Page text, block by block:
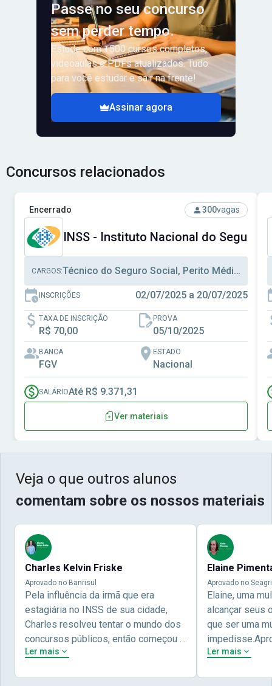
Passe no seu concurso
sem perder tempo.
Estude com +500 cursos completos,
videoaulas e PDFs atualizados. Tudo
para você estudar e sair na frente!
Assinar agora
Concursos relacionados
Ver concurso: INSS - Instituto Nacional do Seguro Social
Encerrado 300vagas
INSS - Instituto Nacional do Seguro
CARGOS: Técnico do Seguro Social, Perito Médico Previdenciário, Analista Seguro Social
INSCRIÇÕES 02/07/2025 a 20/07/2025
TAXA DE INSCRIÇÃO
R$ 70,00
PROVA
05/10/2025
BANCA
FGV
ESTADO
Nacional
SALÁRIOAté R$ 9.371,31
Ver materiais
Veja o que outros alunos
comentam sobre os nossos materiais
Charles Kelvin Friske
Aprovado no Banrisul
Pela influência da irmã que era
estagiária no INSS de sua cidade,
Charles resolveu tentar o mundo dos
concursos públicos, então começou a
estudar com contéudo gratuito que a
Ler mais
Elaine
Aprovado no
Elaine, uma
alcançar seus
que ser uma
concursos
Ler mais